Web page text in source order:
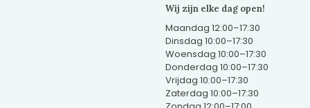
Wij zijn elke dag open!
Maandag 12:00–17:30
Dinsdag 10:00–17:30
Woensdag 10:00–17:30
Donderdag 10:00–17:30
Vrijdag 10:00–17:30
Zaterdag 10:00–17:30